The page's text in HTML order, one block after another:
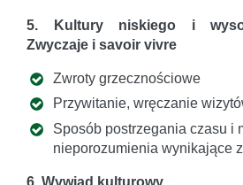
5. Kultury niskiego i
Zwyczaje i savoir vivre
Zwroty grzecznościowe
Przywitanie, wręczanie
Sposób postrzegania czasu i
nieporozumienia wynikające
6. Wywiad kulturowy